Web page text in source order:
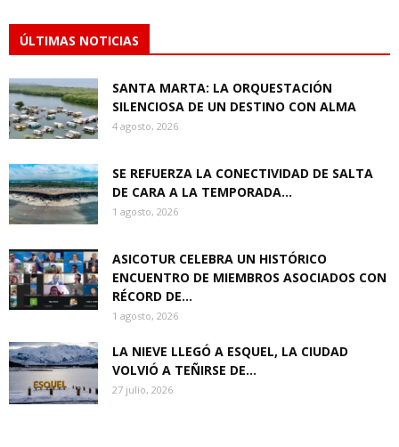
ÚLTIMAS NOTICIAS
SANTA MARTA: LA ORQUESTACIÓN
SILENCIOSA DE UN DESTINO CON ALMA
4 agosto, 2026
SE REFUERZA LA CONECTIVIDAD DE SALTA
DE CARA A LA TEMPORADA...
1 agosto, 2026
ASICOTUR CELEBRA UN HISTÓRICO
ENCUENTRO DE MIEMBROS ASOCIADOS CON
RÉCORD DE...
1 agosto, 2026
LA NIEVE LLEGÓ A ESQUEL, LA CIUDAD
VOLVIÓ A TEÑIRSE DE...
27 julio, 2026